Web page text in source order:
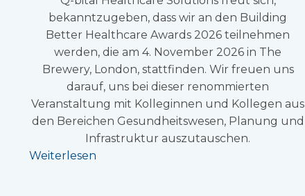
bekanntzugeben, dass wir an den Building
Better Healthcare Awards 2026 teilnehmen
werden, die am 4. November 2026 in The
Brewery, London, stattfinden. Wir freuen uns
darauf, uns bei dieser renommierten
Veranstaltung mit Kolleginnen und Kollegen aus
den Bereichen Gesundheitswesen, Planung und
Infrastruktur auszutauschen.
Weiterlesen